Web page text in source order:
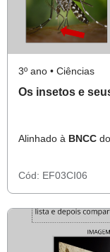
3º ano • Ciências
Os insetos e
Alinhado à BNCC
Cód: EF03CI06